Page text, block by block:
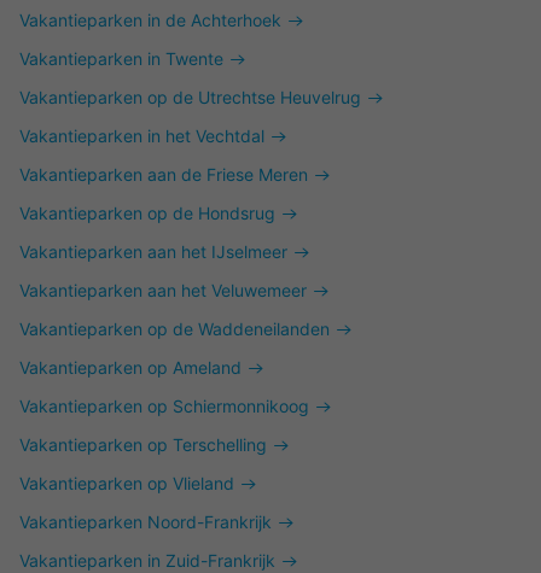
Vakantieparken in de Achterhoek
Vakantieparken in Twente
Vakantieparken op de Utrechtse Heuvelrug
Vakantieparken in het Vechtdal
Vakantieparken aan de Friese Meren
Vakantieparken op de Hondsrug
Vakantieparken aan het IJselmeer
Vakantieparken aan het Veluwemeer
Vakantieparken op de Waddeneilanden
Vakantieparken op Ameland
Vakantieparken op Schiermonnikoog
Vakantieparken op Terschelling
Vakantieparken op Vlieland
Vakantieparken Noord-Frankrijk
Vakantieparken in Zuid-Frankrijk